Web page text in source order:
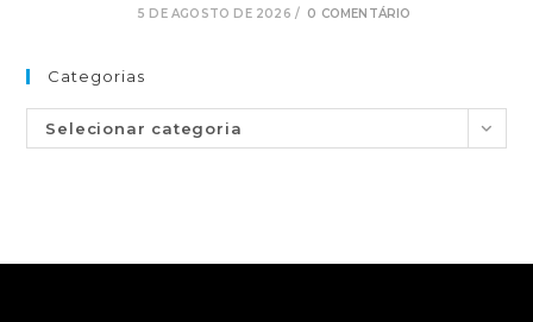
5 DE AGOSTO DE 2026 / 0 COMENTÁRIO
Categorias
Selecionar categoria